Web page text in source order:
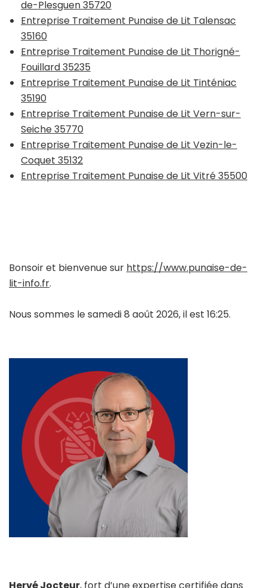
de-Plesguen 35720
Entreprise Traitement Punaise de Lit Talensac
35160
Entreprise Traitement Punaise de Lit Thorigné-
Fouillard 35235
Entreprise Traitement Punaise de Lit Tinténiac
35190
Entreprise Traitement Punaise de Lit Vern-sur-
Seiche 35770
Entreprise Traitement Punaise de Lit Vezin-le-
Coquet 35132
Entreprise Traitement Punaise de Lit Vitré 35500
Bonsoir et bienvenue sur https://www.punaise-de-
lit-info.fr.
Nous sommes le samedi 8 août 2026, il est 16:25.
Hervé Jocteur, fort d’une expertise certifiée dans